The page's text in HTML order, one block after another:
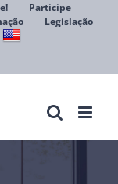
Participe
Legislação